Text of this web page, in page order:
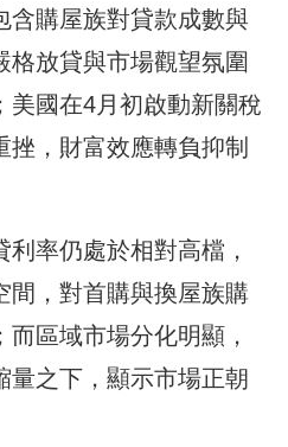
含購屋族對貸款成數與
格放貸與市場觀望氛圍
美國在4月初啟動新關稅
，財富效應轉負抑制
率仍處於相對高檔，
間，對首購與換屋族購
區域市場分化明顯，
量之下，顯示市場正朝